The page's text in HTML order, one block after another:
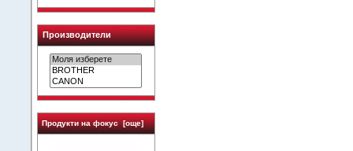
Производители
Продукти на фокус [още]